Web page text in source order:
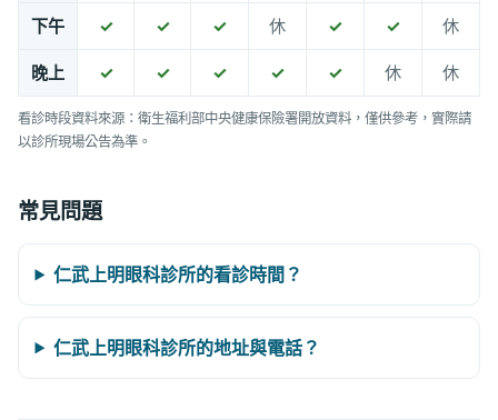
下午 ✓ ✓ ✓ 休 ✓ ✓ 休
晚上 ✓ ✓ ✓ ✓ ✓ 休 休
看診時段資料來源：衛生福利部中央健康保險署開放資料，僅供參考，實際請
以診所現場公告為準。
常見問題
仁武上明眼科診所的看診時間？
仁武上明眼科診所的地址與電話？